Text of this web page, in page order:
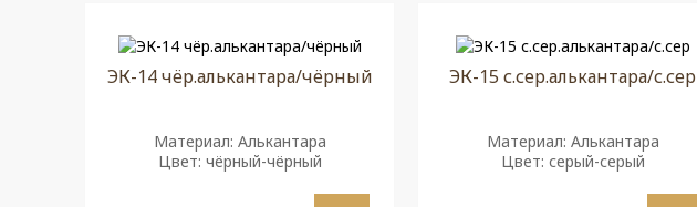
ЭК-14 чёр.алькантара/чёрный
Материал: Алькантара
Цвет: чёрный-чёрный
ЭК-15 с.сер.алькантара/с.сер
Материал: Алькантара
Цвет: серый-серый